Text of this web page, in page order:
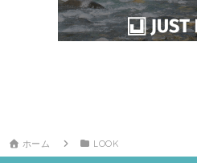
ホーム LOOK